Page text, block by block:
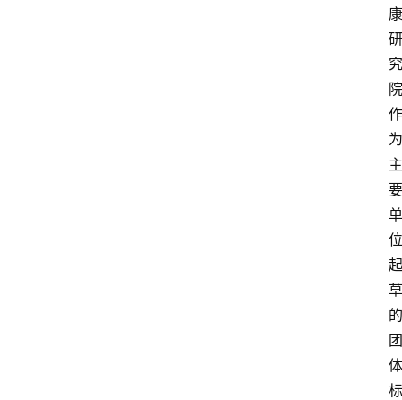
康
研
究
院
作
为
主
要
单
位
起
草
的
团
体
标